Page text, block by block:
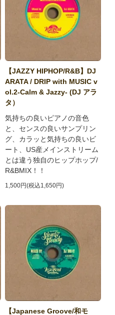
【JAZZY HIPHOP/R&B】DJ
ARATA / DRIP with MUSIC v
ol.2-Calm & Jazzy- (DJ アラ
タ）
気持ちの良いピアノの音色
と、センスの良いサンプリン
グ、カラッと気持ちの良いビ
ート、US産メインストリーム
とは違う独自のヒップホップ/
R&BMIX！！
1,500円(税込1,650円)
【Japanese Groove/和モ